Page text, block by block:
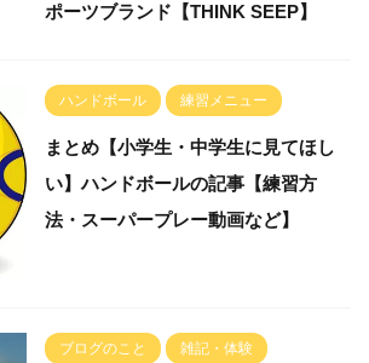
ポーツブランド【THINK SEEP】
ハンドボール 練習メニュー
まとめ【小学生・中学生に見てほし
い】ハンドボールの記事【練習方
法・スーパープレー動画など】
ブログのこと 雑記・体験